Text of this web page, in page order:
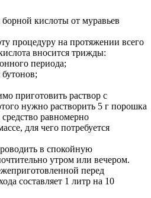
кислоты от муравьев
процедуру на протяжении всего
вносится трижды:
периода;
приготовить раствор с
нужно растворить 5 г порошка
равномерно
для чего потребуется
в спокойную
утром или вечером.
перед
составляет 1 литр на 10